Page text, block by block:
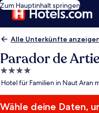
Zum Hauptinhalt springen
Alle Unterkünfte
Parador de
4.0-
Sterne-
Hotel für Familien in Naut Aran
Wähle deine Daten,